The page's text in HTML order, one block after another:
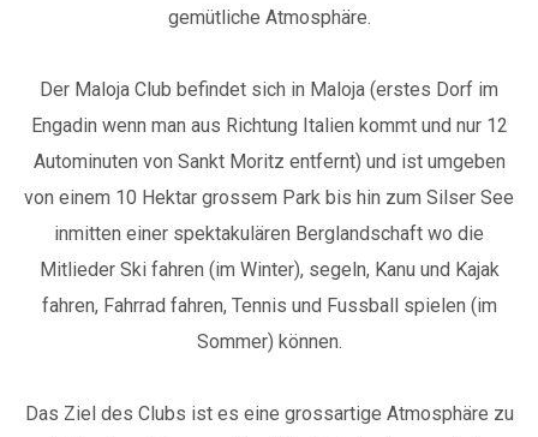
SPEZIALPAKET
IT EN DE
gemütliche Atmosphäre.
Der Maloja Club befindet sich in Maloja (erstes Dorf im
Engadin wenn man aus Richtung Italien kommt und nur 12
Autominuten von Sankt Moritz entfernt) und ist umgeben
von einem 10 Hektar grossem Park bis hin zum Silser See
inmitten einer spektakulären Berglandschaft wo die
Mitlieder Ski fahren (im Winter), segeln, Kanu und Kajak
fahren, Fahrrad fahren, Tennis und Fussball spielen (im
Sommer) können.
Das Ziel des Clubs ist es eine grossartige Atmosphäre zu